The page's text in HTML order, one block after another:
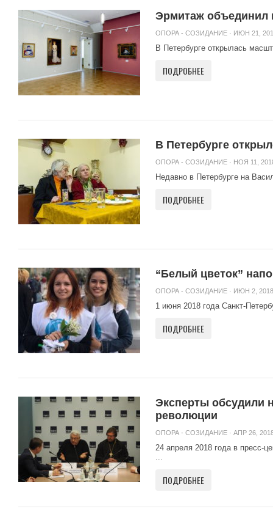
Эрмитаж объединил
ОПОРА - СОЗИДАНИЕ · ИЮН 21,
В Петербурге открылась
ПОДРОБНЕЕ
В Петербурге
ОПОРА - СОЗИДАНИЕ · НОЯ 11,
Недавно в Петербурге на
ПОДРОБНЕЕ
“Белый цветок”
ОПОРА - СОЗИДАНИЕ · ИЮН 2,
1 июня 2018 года Санкт-
ПОДРОБНЕЕ
Эксперты обсудили
революции
ОПОРА - СОЗИДАНИЕ · АПР 26,
24 апреля 2018 года в пресс-
...
ПОДРОБНЕЕ